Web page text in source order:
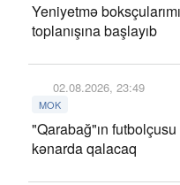
Yeniyetmə
toplanışına başlayıb
02.08.2026, 23:49
MOK
"Qarabağ"ın
kənarda qalacaq